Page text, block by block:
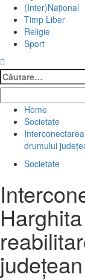
(Inter)Național
Timp Liber
Religie
Sport
Caută
după:
Home
Societate
drumului
Societate